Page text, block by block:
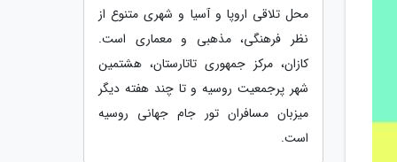
محل تلاقی اروپا و آسیا و شهری متنوع از
نظر فرهنگی، مذهبی و معماری است.
کازان، مرکز جمهوری تاتارستان، هشتمین
شهر پرجمعیت روسیه و تا چند هفته دیگر
میزبان مسافران تور جام جهانی روسیه
است.